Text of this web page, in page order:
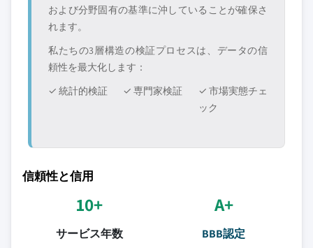
および分野固有の基準に沖していることが確保さ
れます。
私たちの3層構造の検証プロセスは、データの信
頼性を最大化します：
✓ 統計的検証
✓ 専門家検証
✓ 市場実態チェ
ック
信頼性と信用
10+
サービス年数
A+
BBB認定